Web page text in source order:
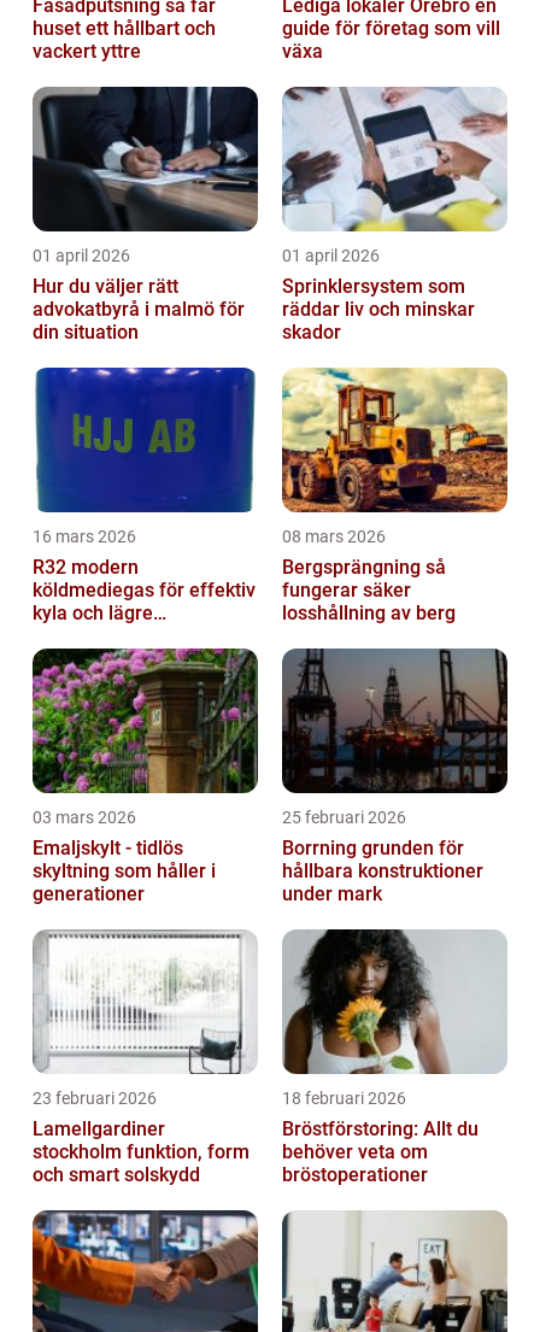
Fasadputsning så får
huset ett hållbart och
vackert yttre
Lediga lokaler Örebro en
guide för företag som vill
växa
01 april 2026
Hur du väljer rätt
advokatbyrå i malmö för
din situation
01 april 2026
Sprinklersystem som
räddar liv och minskar
skador
16 mars 2026
R32 modern
köldmediegas för effektiv
kyla och lägre
08 mars 2026
Bergsprängning så
fungerar säker
losshållning av berg
03 mars 2026
Emaljskylt - tidlös
skyltning som håller i
generationer
25 februari 2026
Borrning grunden för
hållbara konstruktioner
under mark
23 februari 2026
Lamellgardiner
stockholm funktion, form
och smart solskydd
18 februari 2026
Bröstförstoring: Allt du
behöver veta om
bröstoperationer